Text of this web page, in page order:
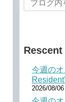
今週の
2026/08/06